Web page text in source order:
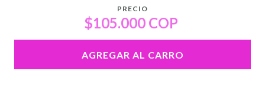
PRECIO
$105.000 COP
AGREGAR AL CARRO